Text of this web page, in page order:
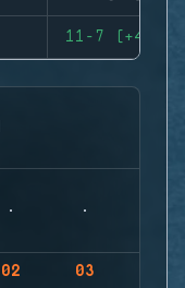
11-7 (+4)
02 03